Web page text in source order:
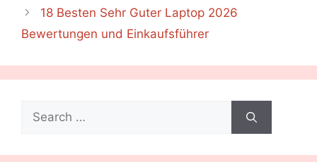
18 Besten Sehr Guter Laptop 2026
Bewertungen und Einkaufsführer
Search
for: